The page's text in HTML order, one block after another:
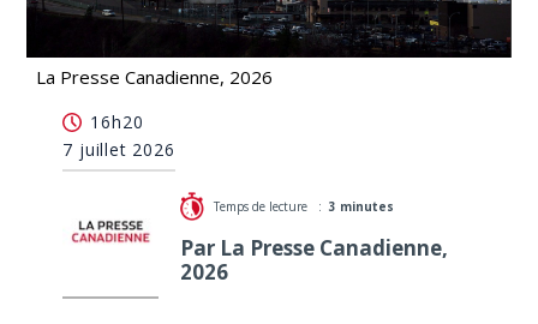
La Presse Canadienne, 2026
stratégiques en Colombie-Britannique
16h20
7 juillet 2026
Temps de lecture :3 minutes
Par La Presse Canadienne,
2026